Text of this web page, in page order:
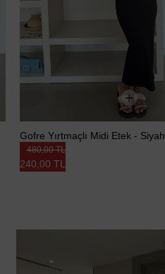
Gofre Yırtmaçlı Midi Etek - Siyah
240,00 TL
480,00 TL